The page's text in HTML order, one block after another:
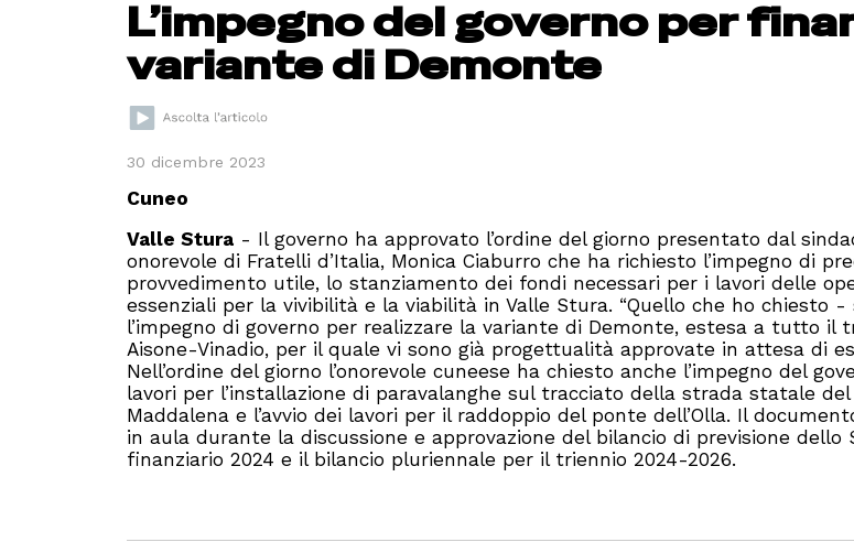
L’impegno del governo per
variante di Demonte
30 dicembre 2023
Cuneo
Valle Stura - Il governo ha approvato l’ordine del giorno presentato dal
onorevole di Fratelli d’Italia, Monica Ciaburro che ha richiesto l’impegno di
provvedimento utile, lo stanziamento dei fondi necessari per i lavori delle
essenziali per la vivibilità e la viabilità in Valle Stura. “Quello che ho chiesto
l’impegno di governo per realizzare la variante di Demonte, estesa a tutto il
Aisone-Vinadio, per il quale vi sono già progettualitàapprovate in attesa di
Nell’ordine del giorno l’onorevole cuneese ha chiesto anche l’impegno del
lavori per l’installazione di paravalanghe sul tracciato della strada statale
Maddalena e l’avvio dei lavori per il raddoppio del ponte dell’Olla. Il
in aula durante la discussione e approvazione del bilancio di previsione dello
finanziario 2024 e il bilancio pluriennale per il triennio 2024-2026.